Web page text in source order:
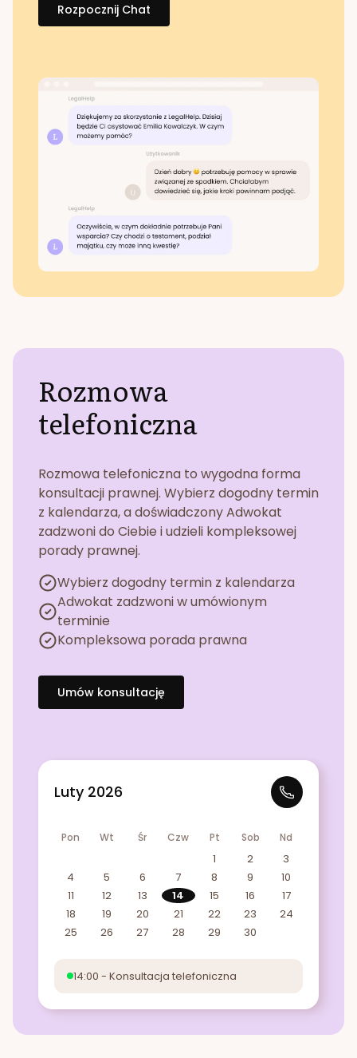
Rozpocznij Chat
Rozmowa
telefoniczna
Rozmowa telefoniczna to wygodna forma
konsultacji prawnej. Wybierz dogodny termin
z kalendarza, a doświadczony Adwokat
zadzwoni do Ciebie i udzieli kompleksowej
porady prawnej.
Wybierz dogodny termin z kalendarza
Adwokat zadzwoni w umówionym
terminie
Kompleksowa porada prawna
Umów konsultację
Luty 2026
Pon Wt Śr Czw Pt Sob Nd
1 2
3
4
5 6 7 8 9
10
11
12 13 14 15 16
17
18
19 20 21 22 23
24
25
26 27 28 29 30
14:00 - Konsultacja telefoniczna